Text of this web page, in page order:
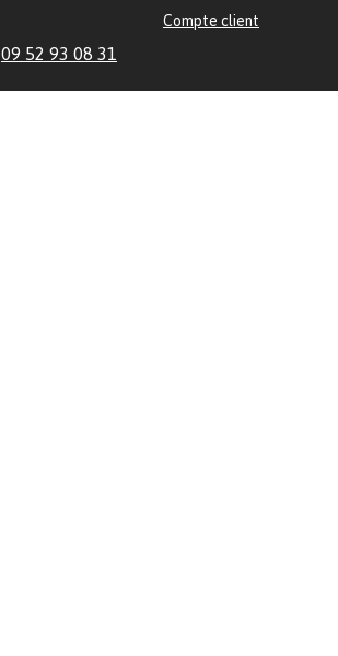
Compte client
09 52 93 08 31